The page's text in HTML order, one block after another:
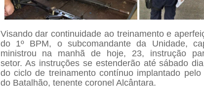
Visando dar continuidade ao treinamento e
do 1º BPM, o subcomandante da Unidade,
ministrou na manhã de hoje, 23, instrução
setor. As instruções se estenderão até sábado
do ciclo de treinamento contínuo implantado pelo
do Batalhão, tenente coronel Alcântara.